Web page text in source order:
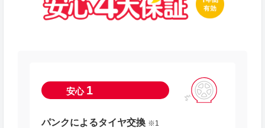
安心 1
パンクによるタイヤ交換 ※1